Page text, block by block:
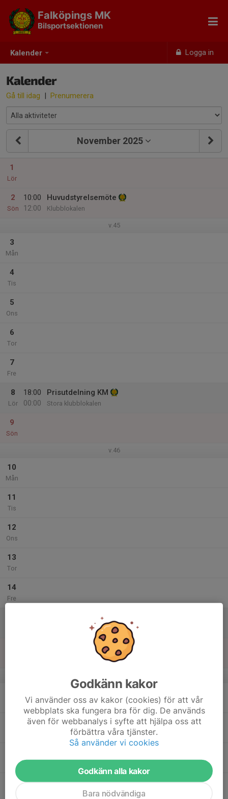
Kalender Logga in
Falköpings MK
Bilsportsektionen
Kalender
Gå till idag | Prenumerera
November 2025
1
Lör
2
Sön
10:00
12:00
Huvudstyrelsemöte
Klubblokalen
v.45
3
Mån
4
Tis
5
Ons
6
Tor
7
Fre
8
Lör
18:00
00:00
Prisutdelning KM
Stora klubblokalen
9
Sön
v.46
10
Mån
11
Tis
12
Ons
13
Tor
14
Fre
Ons
Godkänn kakor
Vi använder oss av kakor (cookies) för att vår
webbplats ska fungera bra för dig. De används
även för webbanalys i syfte att hjälpa oss att
förbättra våra tjänster.
Så använder vi cookies
Godkänn alla kakor
Bara nödvändiga